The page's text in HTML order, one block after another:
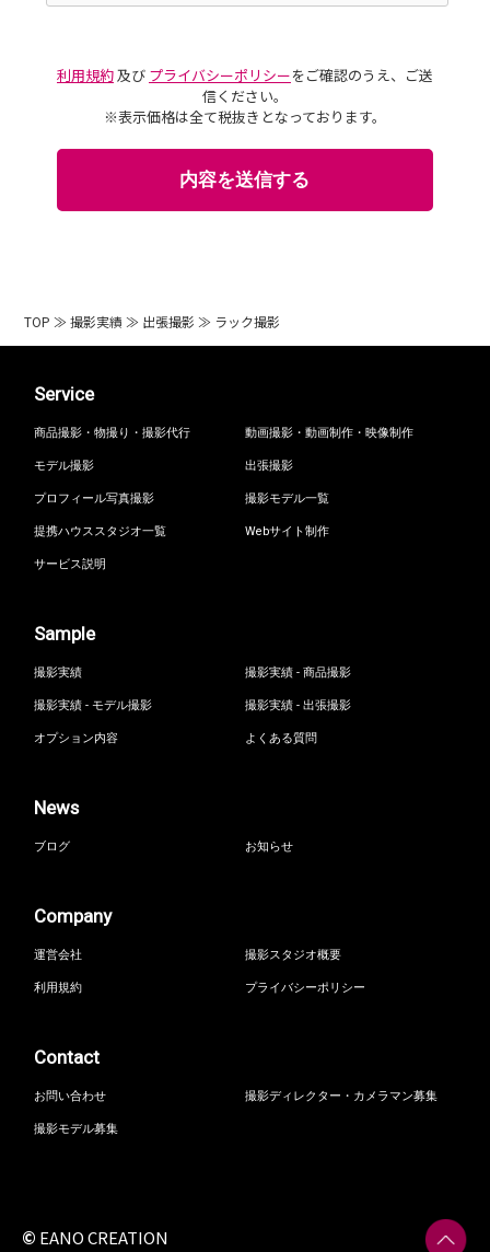
利用規約及び プライバシーポリシーをご確認のうえ、ご送
信ください。
※表示価格は全て税抜きとなっております。
TOP ≫撮影実績 ≫ 出張撮影 ≫ ラック撮影
Service
商品撮影・物撮り・撮影代行
動画撮影・動画制作・映像制作
モデル撮影
出張撮影
プロフィール写真撮影
撮影モデル一覧
提携ハウススタジオ一覧
Webサイト制作
サービス説明
Sample
撮影実績
撮影実績 - 商品撮影
撮影実績 - モデル撮影
撮影実績 - 出張撮影
オプション内容
よくある質問
News
ブログ お知らせ
Company
運営会社
撮影スタジオ概要
利用規約
プライバシーポリシー
Contact
お問い合わせ
撮影ディレクター・カメラマン募集
撮影モデル募集
© EANO CREATION